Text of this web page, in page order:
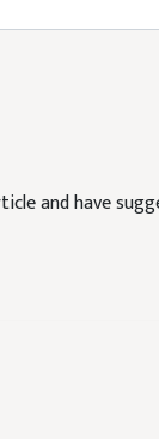
and have